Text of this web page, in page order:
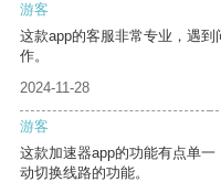
游客
这款app的客服非常专业，遇
作。
2024-11-28
游客
这款加速器app的功能有点单
动切换线路的功能。